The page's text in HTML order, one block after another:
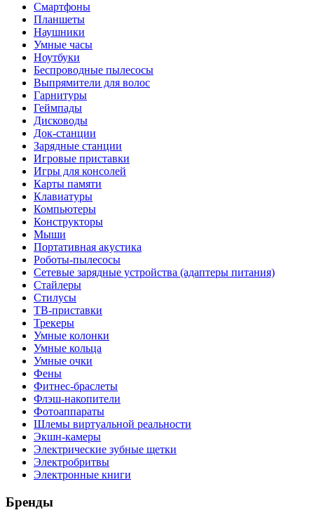
Смартфоны
Планшеты
Наушники
Умные часы
Ноутбуки
Беспроводные пылесосы
Выпрямители для волос
Гарнитуры
Геймпады
Дисководы
Док-станции
Зарядные станции
Игровые приставки
Игры для консолей
Карты памяти
Клавиатуры
Компьютеры
Конструкторы
Мыши
Портативная акустика
Роботы-пылесосы
Сетевые зарядные устройства (адаптеры питания)
Стайлеры
Стилусы
ТВ-приставки
Трекеры
Умные колонки
Умные кольца
Умные очки
Фены
Фитнес-браслеты
Флэш-накопители
Фотоаппараты
Шлемы виртуальной реальности
Экшн-камеры
Электрические зубные щетки
Электробритвы
Электронные книги
Бренды